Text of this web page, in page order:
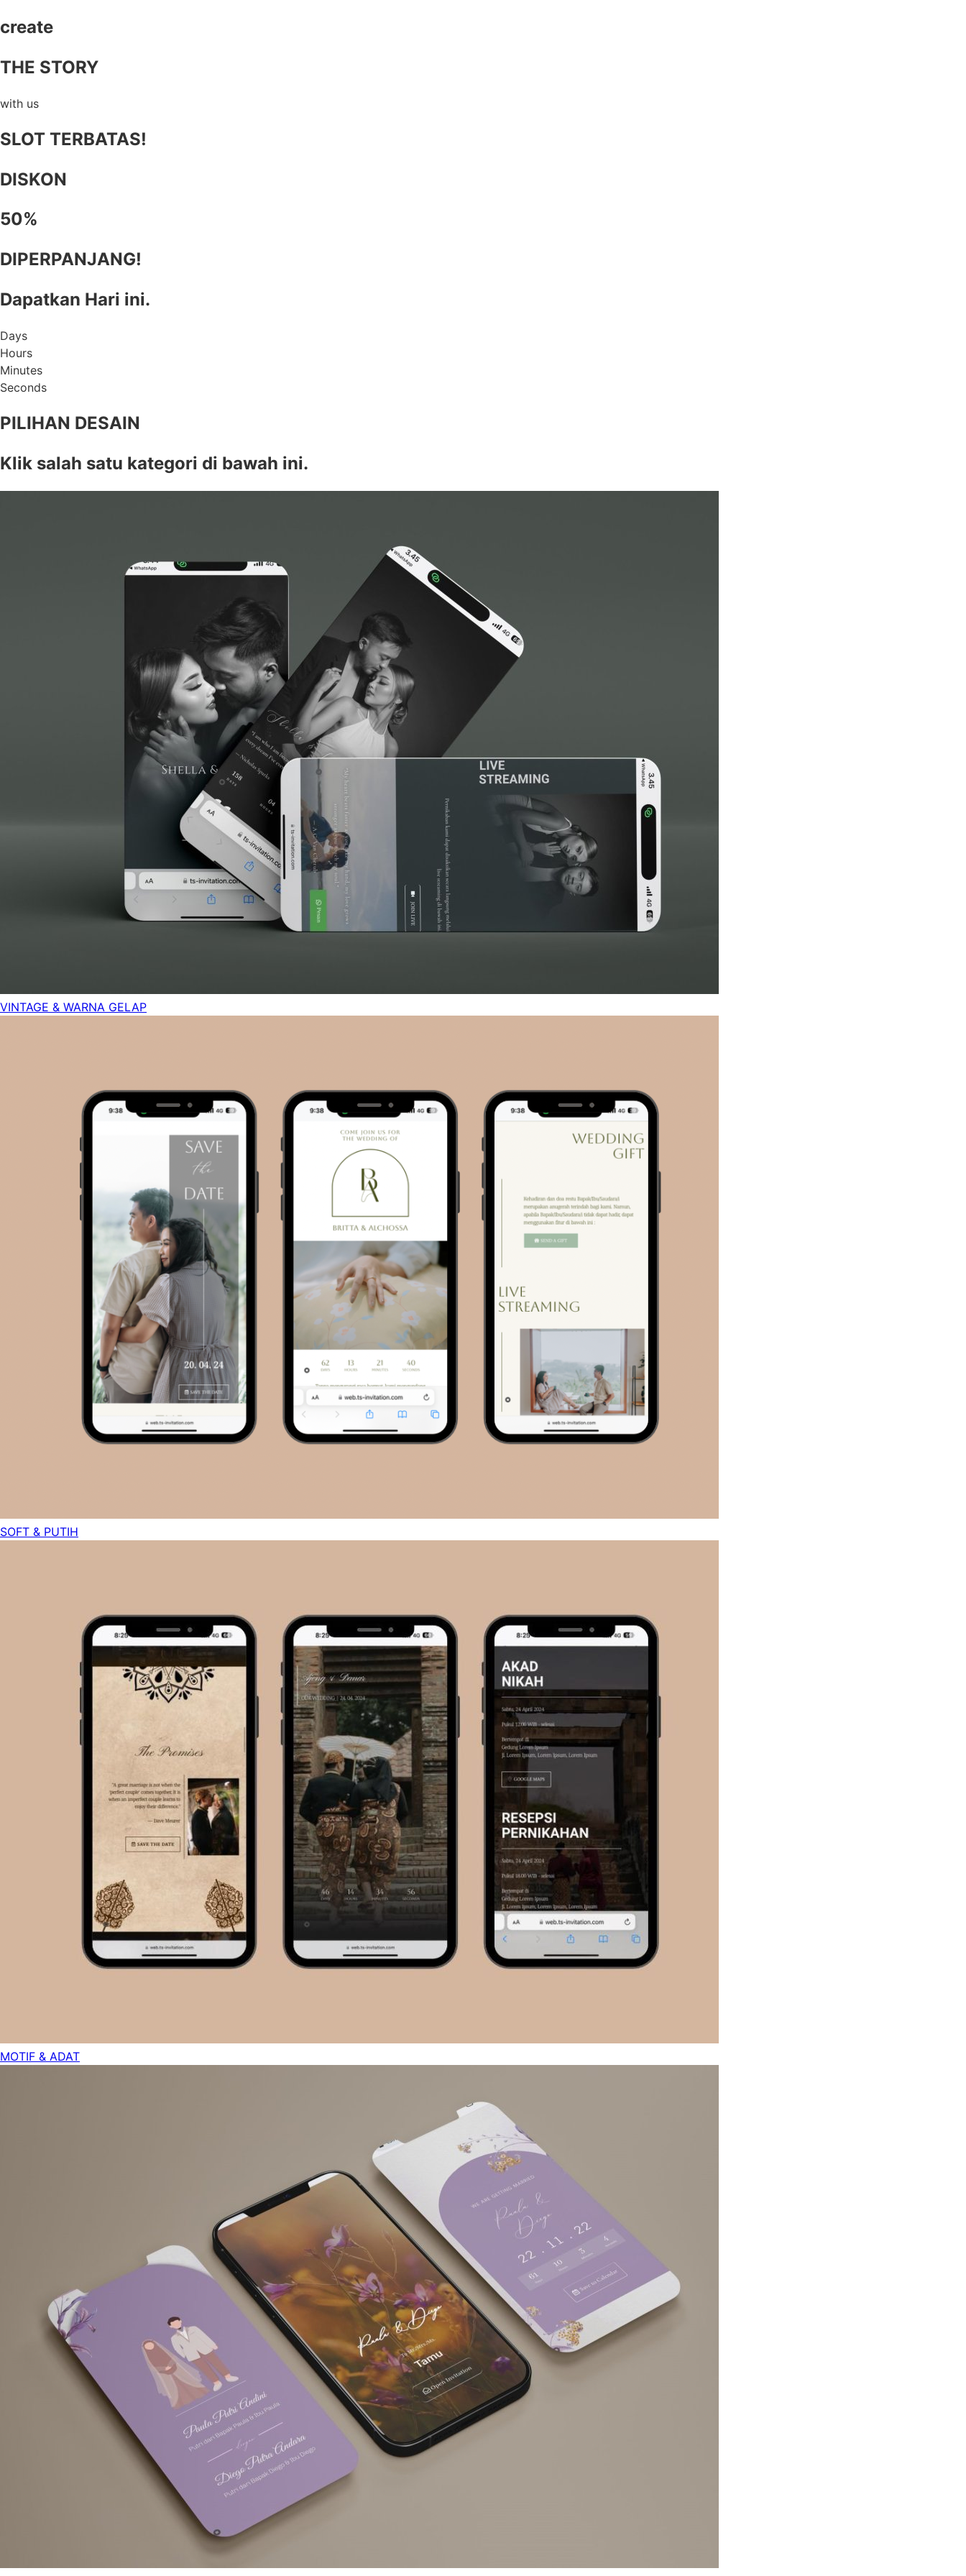
create
THE STORY
with us
SLOT TERBATAS!
DISKON
50%
DIPERPANJANG!
Dapatkan Hari ini.
Days
Hours
Minutes
Seconds
PILIHAN DESAIN
Klik salah satu kategori di bawah ini.
VINTAGE & WARNA GELAP
SOFT & PUTIH
MOTIF & ADAT